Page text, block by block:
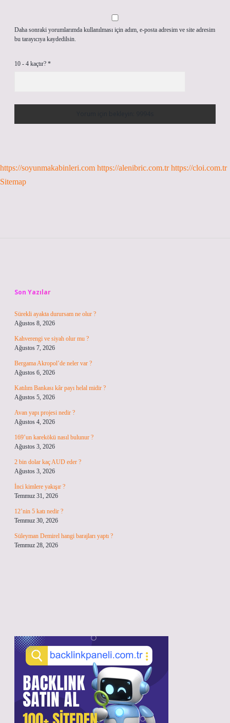
Daha sonraki yorumlarımda kullanılması için adım, e-posta adresim ve site adresim
bu tarayıcıya kaydedilsin.
10 - 4 kaçtır? *
https://soyunmakabinleri.com https://alenibric.com.tr https://cloi.com.tr
Sitemap
Son Yazılar
Sürekli ayakta durursam ne olur ?
Ağustos 8, 2026
Kahverengi ve siyah olur mu ?
Ağustos 7, 2026
Bergama Akropol’de neler var ?
Ağustos 6, 2026
Katılım Bankası kâr payı helal midir ?
Ağustos 5, 2026
Avan yapı projesi nedir ?
Ağustos 4, 2026
169’un karekökü nasıl bulunur ?
Ağustos 3, 2026
2 bin dolar kaç AUD eder ?
Ağustos 3, 2026
İnci kimlere yakışır ?
Temmuz 31, 2026
12’nin 5 katı nedir ?
Temmuz 30, 2026
Süleyman Demirel hangi barajları yaptı ?
Temmuz 28, 2026